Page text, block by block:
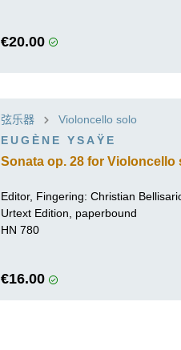
€20.00
弦乐器
Violoncello solo
EUGÈNE YSAŸE
Sonata op. 28 for Violoncello
Editor, Fingering: Christian
Urtext Edition, paperbound
HN 780
€16.00